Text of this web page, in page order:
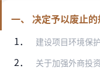
一、 决定予以废止
1．
建设项目环境保
2． 关于加强外商投资建